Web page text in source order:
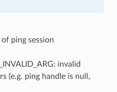
ping session
invalid
(e.g. ping handle is null,